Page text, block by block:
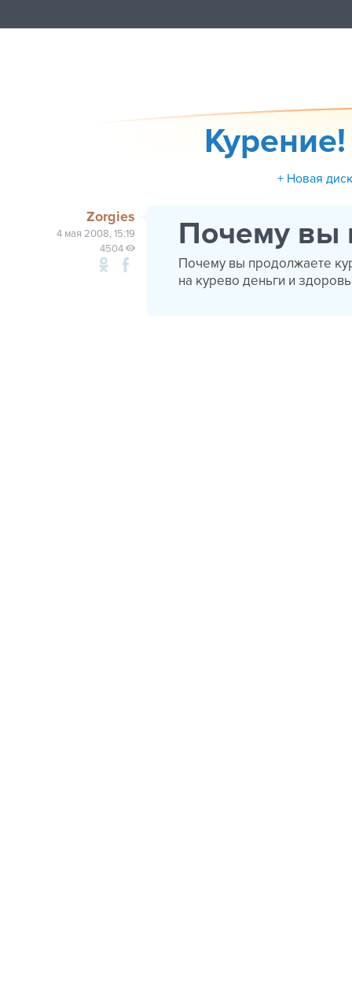
+ Новая
Zorgies
4 мая 2008, 15:19
4504
Почему вы
Почему вы продолжаете
на курево деньги и